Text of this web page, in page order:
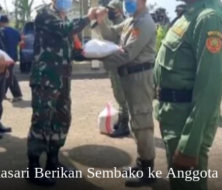
Berikan Sembako ke